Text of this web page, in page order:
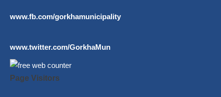
www.fb.com/gorkhamunicipality
www.twitter.com/GorkhaMun
Page Visitors